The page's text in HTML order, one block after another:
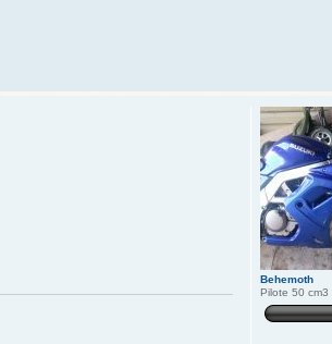
Behemoth
Pilote 50 cm3